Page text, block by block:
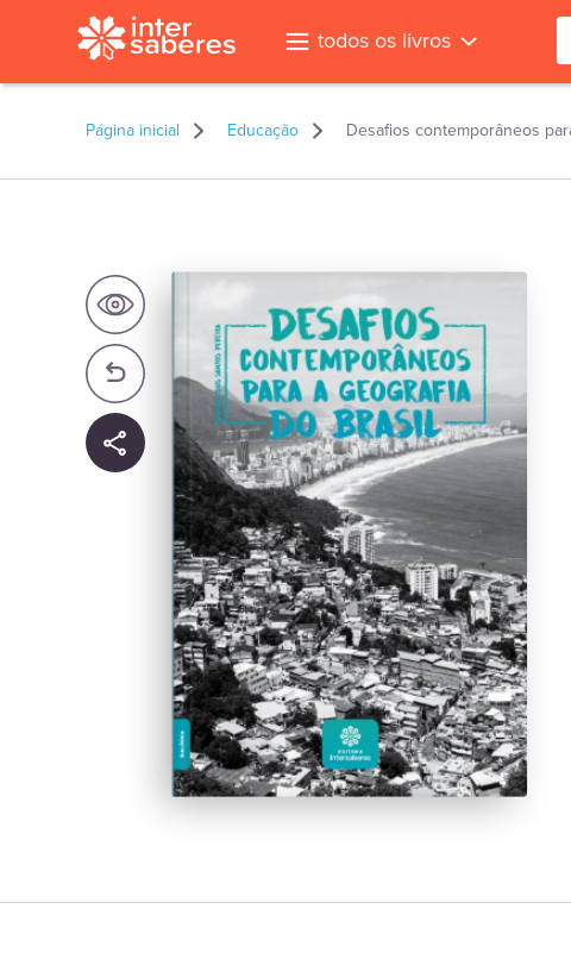
todos os livros
Página inicial Educação Desafios contemporâneos